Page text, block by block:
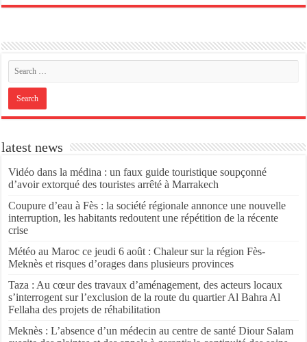
latest news
Vidéo dans la médina : un faux guide touristique soupçonné
d’avoir extorqué des touristes arrêté à Marrakech
Coupure d’eau à Fès : la société régionale annonce une nouvelle
interruption, les habitants redoutent une répétition de la récente
crise
Météo au Maroc ce jeudi 6 août : Chaleur sur la région Fès-
Meknès et risques d’orages dans plusieurs provinces
Taza : Au cœur des travaux d’aménagement, des acteurs locaux
s’interrogent sur l’exclusion de la route du quartier Al Bahra Al
Fellaha des projets de réhabilitation
Meknès : L’absence d’un médecin au centre de santé Diour Salam